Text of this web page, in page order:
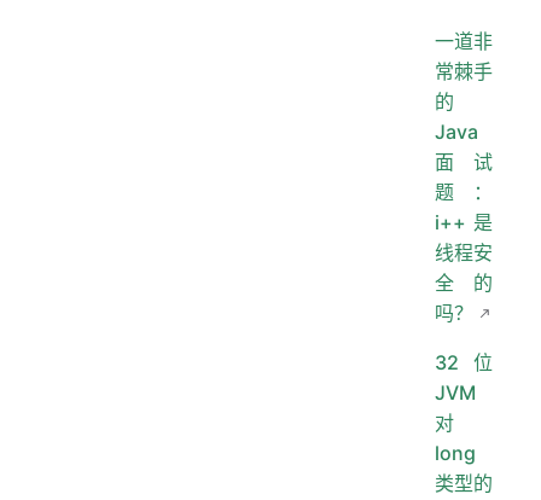
一道非
常棘手
的
Java
面试
题：
i++ 是
线程安
全的
吗？
32位
JVM
对
long
类型的